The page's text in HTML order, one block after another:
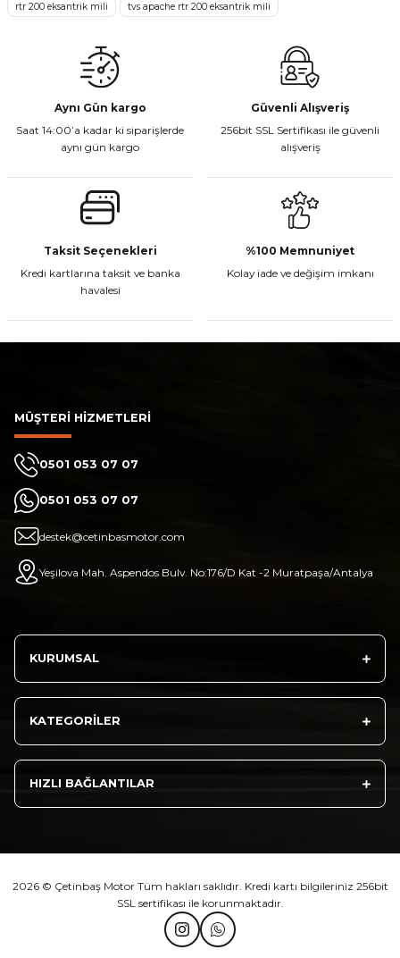
Ürün açıklamasında eksik bilgiler bulunuyor.
Ürün fiyatı diğer sitelerden daha pahalı.
Bu ürüne benzer farklı alternatifler olmalı.
Mondial Drift L Debriyaj Levyesi Komple
₺ 350,00
Sepete Ekle
CF Moto 450MT Sol Kumanda Düğmeleri Komple
₺ 2.800,00
CF Moto 450CL-C Sol Kumanda Düğmeleri Komple
Sepete Ekle
₺ 1.600,00
TVS Wego Kilit Seti Mondial Turismo 50 Kaporta Seti Sarı
rtr 200 eksantrik mili
tvs apache rtr 200 eksantrik mili
Aynı Gün kargo
Saat 14:00’a kadar ki siparişlerde
aynı gün kargo
Güvenli Alışveriş
256bit SSL Sertifikası ile güvenli
alışveriş
Taksit Seçenekleri
Kredi kartlarına taksit ve banka
havalesi
%100 Memnuniyet
Kolay iade ve değişim imkanı
MÜŞTERİ HİZMETLERİ
0501 053 07 07
0501 053 07 07
destek@cetinbasmotor.com
Yeşilova Mah. Aspendos Bulv. No:176/D Kat -2 Muratpaşa/Antalya
KURUMSAL
KATEGORİLER
HIZLI BAĞLANTILAR
2026 © Çetinbaş Motor Tüm hakları saklıdır. Kredi kartı bilgileriniz 256bit
SSL sertifikası ile korunmaktadır.